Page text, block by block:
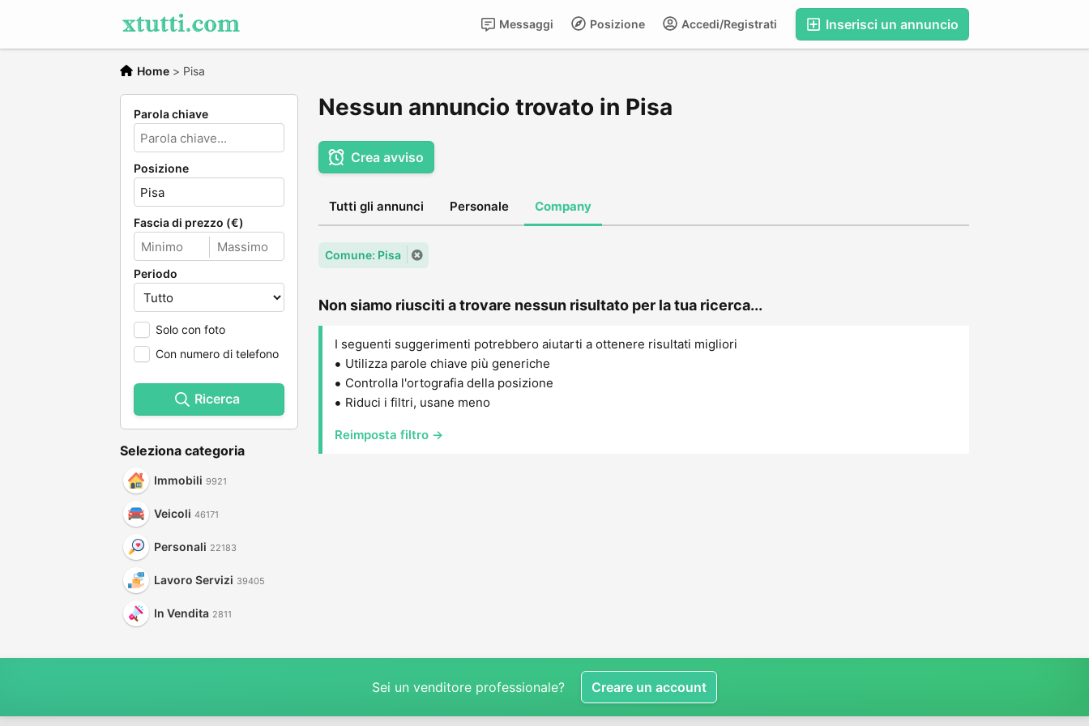
Inserisci un annuncio
Accedi/Registrati
Posizione
Messaggi
Home > Pisa
Parola chiave
Posizione
Fascia di prezzo (€)
Periodo
Solo con foto
Con numero di telefono
Ricerca
Seleziona categoria
Immobili 9921
Veicoli 46171
Personali 22183
Lavoro Servizi 39405
In Vendita 2811
Nessun annuncio trovato in Pisa
Crea avviso
Tutti gli annunci Personale Company
Comune: Pisa
Non siamo riusciti a trovare nessun risultato per la tua ricerca...
I seguenti suggerimenti potrebbero aiutarti a ottenere risultati migliori
Utilizza parole chiave più generiche
Controlla l'ortografia della posizione
Riduci i filtri, usane meno
Reimposta filtro →
Sei un venditore professionale? Creare un account